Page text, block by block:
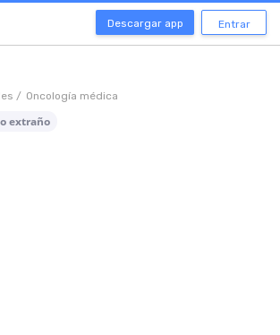
Descargar app Entrar
/ Oncología médica
extraño